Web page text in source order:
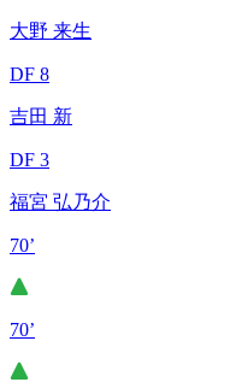
大野 来生
DF 8
吉田 新
DF 3
福宮 弘乃介
70’
70’